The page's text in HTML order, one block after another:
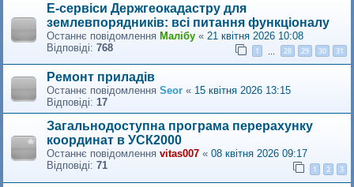
Е-сервіси Держгеокадастру для
землевпорядників: всі питання функціоналу
Останнє повідомлення Малібу « 21 квітня 2026 10:08
Відповіді: 768 1 28 29 30 31
Ремонт приладів
Останнє повідомлення Seor « 15 квітня 2026 13:15
Відповіді: 17
Загальнодоступна програма перерахунку
координат в УСК2000
Останнє повідомлення vitas007 « 08 квітня 2026 09:17
Відповіді: 71 1 2 3